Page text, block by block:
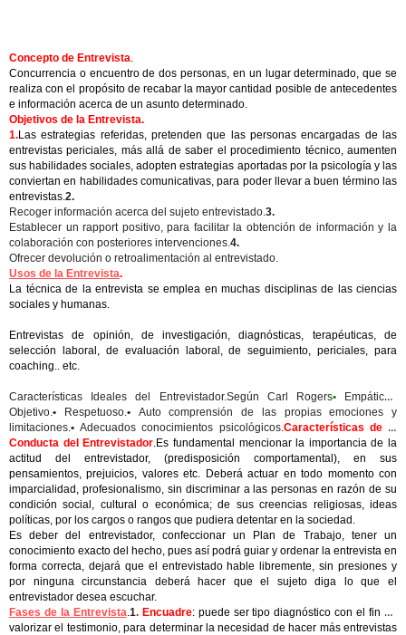
Concepto de Entrevista.
Concurrencia o encuentro de dos personas, en un lugar determinado, que se
realiza con el propósito de recabar la mayor cantidad posible de antecedentes
e información acerca de un asunto determinado.
Objetivos de la Entrevista.
1.Las estrategias referidas, pretenden que las personas encargadas de las
entrevistas periciales, más allá de saber el procedimiento técnico, aumenten
sus habilidades sociales, adopten estrategias aportadas por la psicología y las
conviertan en habilidades comunicativas, para poder llevar a buen término las
entrevistas.2.
Recoger información acerca del sujeto entrevistado.3.
Establecer un rapport positivo, para facilitar la obtención de información y la
colaboración con posteriores intervenciones.4.
Ofrecer devolución o retroalimentación al entrevistado.
Usos de la Entrevista.
La técnica de la entrevista se emplea en muchas disciplinas de las ciencias
sociales y humanas.
Entrevistas de opinión, de investigación, diagnósticas, terapéuticas, de
selección laboral, de evaluación laboral, de seguimiento, periciales, para
coaching.. etc.
Características Ideales del Entrevistador.Según Carl Rogers• Empático.
Objetivo.• Respetuoso.• Auto comprensión de las propias emociones y
limitaciones.•Adecuados conocimientos psicológicos.Características de la
Conducta del Entrevistador.Es fundamental mencionar la importancia de la
actitud del entrevistador, (predisposición comportamental), en sus
pensamientos, prejuicios, valores etc. Deberá actuar en todo momento con
imparcialidad, profesionalismo, sin discriminar a las personas en razón de su
condición social, cultural o económica; de sus creencias religiosas, ideas
políticas, por los cargos o rangos que pudiera detentar en la sociedad.
Es deber del entrevistador, confeccionar un Plan de Trabajo, tener un
conocimiento exacto del hecho, pues así podrá guiar y ordenar la entrevista en
forma correcta, dejará que el entrevistado hable libremente, sin presiones y
por ninguna circunstancia deberá hacer que el sujeto diga lo que el
entrevistador desea escuchar.
Fases de la Entrevista.1. Encuadre: puede ser tipo diagnóstico con el fin de
valorizar el testimonio, para determinar la necesidad de hacer más entrevistas